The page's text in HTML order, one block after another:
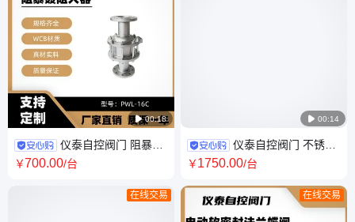
 00:18
仪泰自控阀门 阻暴轰
阻火器 PWL-16C 稳态非稳态
￥700.00/台
在线交易
 00:14
仪泰自控阀门 不锈钢
气动上展式放料阀 FL641H-
￥1750.00/台
在线交易